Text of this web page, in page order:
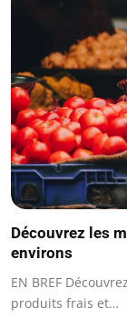
Découvrez les
environs
EN BREF
produits frais et…